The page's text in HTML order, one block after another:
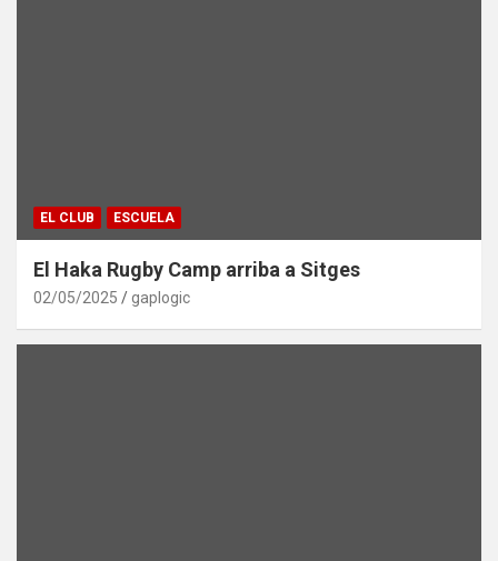
EL CLUB ESCUELA
El Haka Rugby Camp arriba a Sitges
02/05/2025 gaplogic